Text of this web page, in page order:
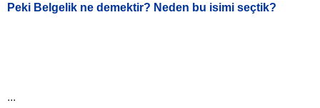
Peki Belgelik ne demektir? Neden bu isimi seçtik?
...